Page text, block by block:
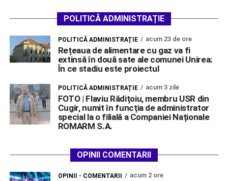
POLITICĂ ADMINISTRAȚIE
POLITICĂ ADMINISTRAȚIE acum 23 de ore
Rețeaua de alimentare cu gaz va fi
extinsă în două sate ale comunei Unirea:
În ce stadiu este proiectul
POLITICĂ ADMINISTRAȚIE acum 3 zile
FOTO | Flaviu Rădițoiu, membru USR din
Cugir, numit în funcția de administrator
special la o filială a Companiei Naționale
ROMARM S.A.
OPINII COMENTARII
OPINII - COMENTARII acum 2 ore